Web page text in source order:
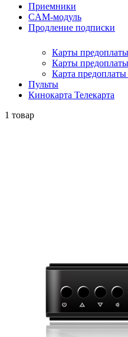
Приемники
CAM-модуль
Продление подписки
Карты
Карты
Карта
Пульты
Кинокарта Телекарта
1 товар